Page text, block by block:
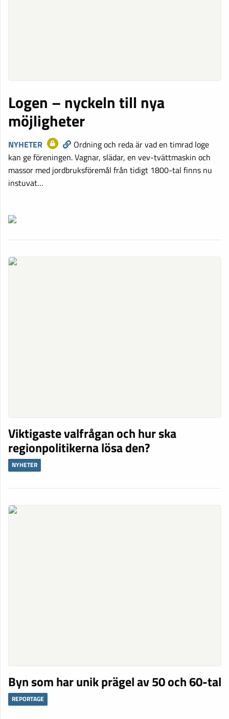
Logen – nyckeln till nya
möjligheter
NYHETER
Ordning och reda är vad en timrad loge
kan ge föreningen. Vagnar, slädar, en vev-tvättmaskin och
massor med jordbruksföremål från tidigt 1800-tal finns nu
instuvat…
Viktigaste valfrågan och hur ska
regionpolitikerna lösa den?
NYHETER
Byn som har unik prägel av 50 och 60-tal
REPORTAGE